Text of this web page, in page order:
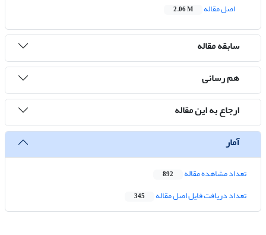
اصل مقاله
2.06 M
سابقه مقاله
هم رسانی
ارجاع به این مقاله
آمار
تعداد مشاهده مقاله 892
تعداد دریافت فایل اصل مقاله 345